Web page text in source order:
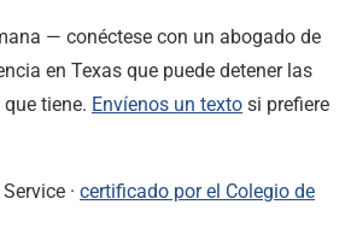
— conéctese con un abogado de
en Texas que puede detener las
tiene. Envíenos un texto si prefiere
· certificado por el Colegio de